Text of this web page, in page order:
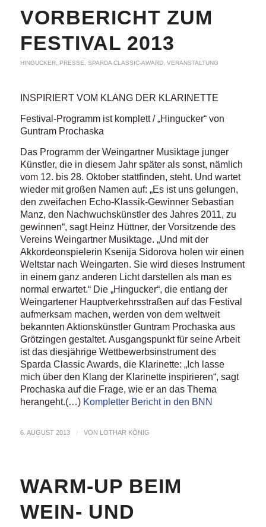
VORBERICHT ZUM
FESTIVAL 2013
HINGUCKER, PRESSE SPARDA CLASSIC-AWARD, VERANSTALTUNG
INSPIRIERT VOM KLANG DER KLARINETTE
Festival-Programm ist komplett / „Hingucker“ von
Guntram Prochaska
Das Programm der Weingartner Musiktage junger
Künstler, die in diesem Jahr später als sonst, nämlich
vom 12. bis 28. Oktober stattfinden, steht. Und wartet
wieder mit großen Namen auf: „Es ist uns gelungen,
den zweifachen Echo-Klassik-Gewinner Sebastian
Manz, den Nachwuchskünstler des Jahres 2011, zu
gewinnen“, sagt Heinz Hüttner, der Vorsitzende des
Vereins Weingartner Musiktage. „Und mit der
Akkordeonspielerin Ksenija Sidorova holen wir einen
Weltstar nach Weingarten. Sie wird dieses Instrument
in einem ganz anderen Licht darstellen als man es
normal erwartet.“ Die „Hingucker“, die entlang der
Weingartener Hauptverkehrsstraßen auf das Festival
aufmerksam machen, werden von dem weltweit
bekannten Aktionskünstler Guntram Prochaska aus
Grötzingen gestaltet. Ausgangspunkt für seine Arbeit
ist das diesjährige Wettbewerbsinstrument des
Sparda Classic Awards, die Klarinette: „Ich lasse
mich über den Klang der Klarinette inspirieren“, sagt
Prochaska auf die Frage, wie er an das Thema
herangeht.(…) Kompletter Bericht in den BNN
6. AUGUST 2013 / VON LOTHAR KÖNIG
WARM-UP BEIM
WEIN- UND